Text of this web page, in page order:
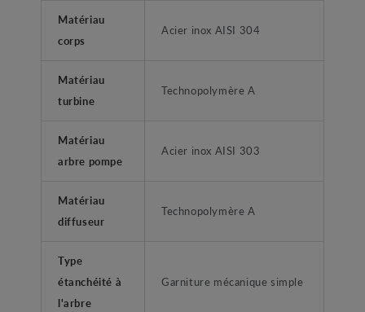
Matériau
corps
Acier inox AISI 304
Matériau
turbine
Technopolymère A
Matériau
arbre pompe
Acier inox AISI 303
Matériau
diffuseur
Technopolymère A
Type
étanchéité à
l'arbre
Garniture mécanique simple